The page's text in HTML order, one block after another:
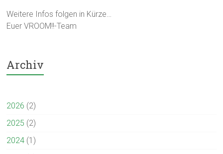
Weitere Infos folgen in Kürze…
Euer VROOM!!-Team
Archiv
2026 (2)
2025 (2)
2024 (1)